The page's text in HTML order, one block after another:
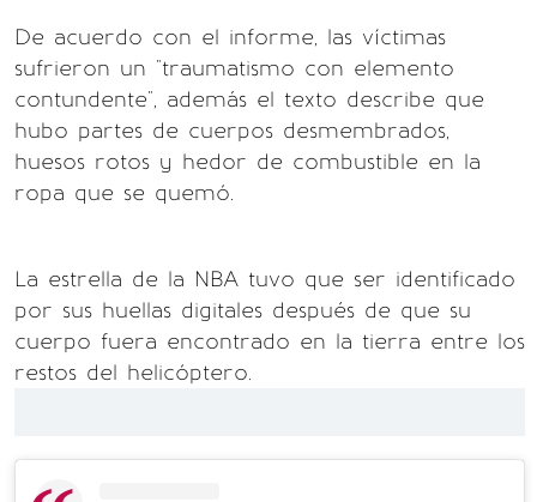
De acuerdo con el informe, las víctimas
sufrieron un "traumatismo con elemento
contundente", además el texto describe que
hubo partes de cuerpos desmembrados,
huesos rotos y hedor de combustible en la
ropa que se quemó.
La estrella de la NBA tuvo que ser identificado
por sus huellas digitales después de que su
cuerpo fuera encontrado en la tierra entre los
restos del helicóptero.